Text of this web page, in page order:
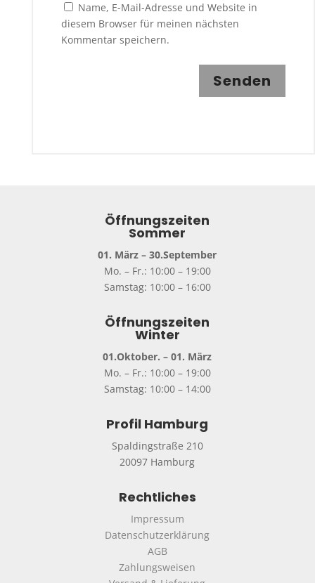
Name, E-Mail-Adresse und Website in
diesem Browser für meinen nächsten
Kommentar speichern.
Senden
Öffnungszeiten
Sommer
01. März – 30.September
Mo. – Fr.: 10:00 – 19:00
Samstag: 10:00 – 16:00
Öffnungszeiten
Winter
01.Oktober. – 01. März
Mo. – Fr.: 10:00 – 19:00
Samstag: 10:00 – 14:00
Profil Hamburg
Spaldingstraße 210
20097 Hamburg
Rechtliches
Impressum
Datenschutzerklärung
AGB
Zahlungsweisen